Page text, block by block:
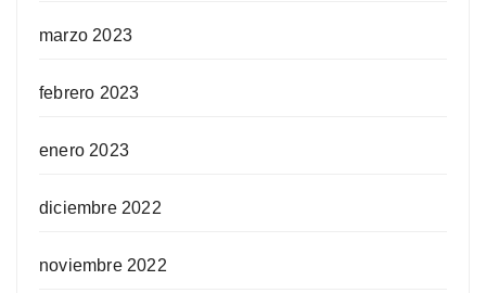
marzo 2023
febrero 2023
enero 2023
diciembre 2022
noviembre 2022